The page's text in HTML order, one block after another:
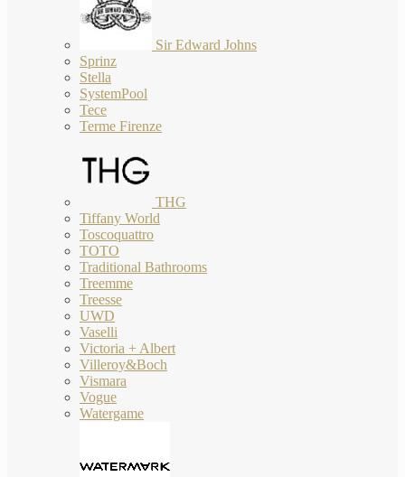
Sir Edward Johns
Sprinz
Stella
SystemPool
Tece
Terme Firenze
THG
Tiffany World
Toscoquattro
TOTO
Traditional Bathrooms
Treemme
Treesse
UWD
Vaselli
Victoria + Albert
Villeroy&Boch
Vismara
Vogue
Watergame